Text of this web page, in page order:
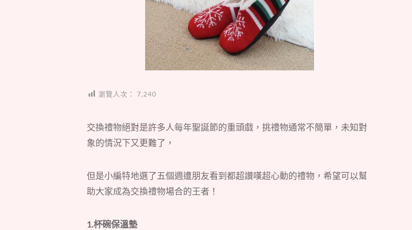
瀏覽人次： 7,240
交換禮物絕對是許多人每年聖誕節的重頭戲，挑禮物通常不簡單，未知對
象的情況下又更難了，
但是小編特地選了五個週遭朋友看到都超讚嘆超心動的禮物，希望可以幫
助大家成為交換禮物場合的王者！
1.杯碗保溫墊